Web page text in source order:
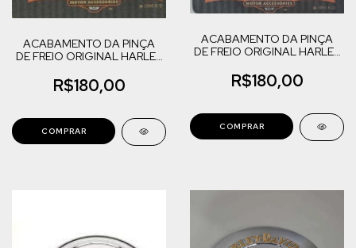
ACABAMENTO DA PINÇA
DE FREIO ORIGINAL HARLEY
R$180,00
ACABAMENTO DA PINÇA
DE FREIO ORIGINAL HARLEY
R$180,00